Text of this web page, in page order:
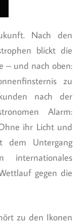
Nach den
blickt die
– und nach oben:
zu
nach der
Alarm:
ihr Licht und
dem Untergang
gegen die
zu den Ikonen